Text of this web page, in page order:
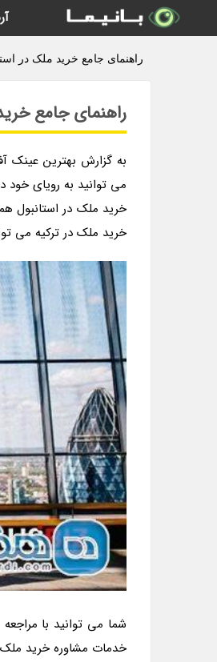
راهنمای جامع خرید ملک در
راهنمای جامع
به گزارش بهترین عینک
می توانید به رویای خود
خرید ملک در استانبول
خرید ملک در ترکیه می
شما می توانید با
خدمات مشاوره خرید ملک